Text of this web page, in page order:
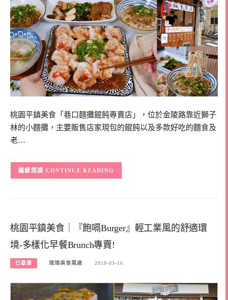
桃園平鎮美食「巷口麵攤餛飩專賣店」，位於金陵路靠近獅子
林的小麵攤，主要販售店家現包的餛飩以及多款好吃的麵食及
老…
CONTINUE READING
桃園平鎮美食｜『飽嗝Burger』輕工業風的舒適環
境-多樣化早餐Brunch專賣!
已歇業 瑋瑋美食萬歲 2018-03-16